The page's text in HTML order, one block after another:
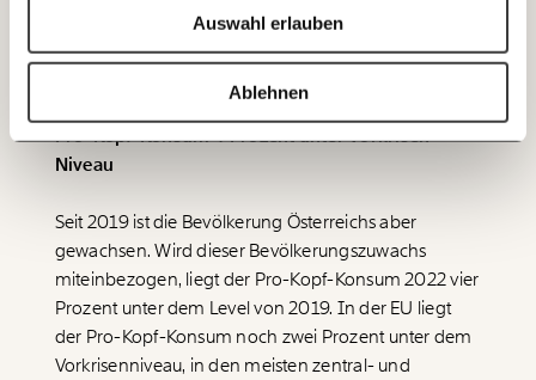
Auswahl erlauben
Ablehnen
150€ €
Ich möchte meine Spende verschenken.
Du erhältst eine E-Mail mit deiner
Geschenkurkunde im PDF-Format, welche Du
ausdrucken oder weiterleiten und verschenken
kannst.
Ich bin einverstanden, einen regelmäßigen Newsletter zu erhalten.
Mehr Informationen:Datenschutz.
ANMELDEN
Pro-Kopf-Konsum 4 Prozent unter Vorkrisen-
Niveau
Seit 2019 ist die Bevölkerung Österreichs aber
gewachsen. Wird dieser Bevölkerungszuwachs
miteinbezogen, liegt der Pro-Kopf-Konsum 2022 vier
Prozent unter dem Level von 2019. In der EU liegt
der Pro-Kopf-Konsum noch zwei Prozent unter dem
Vorkrisenniveau, in den meisten zentral- und